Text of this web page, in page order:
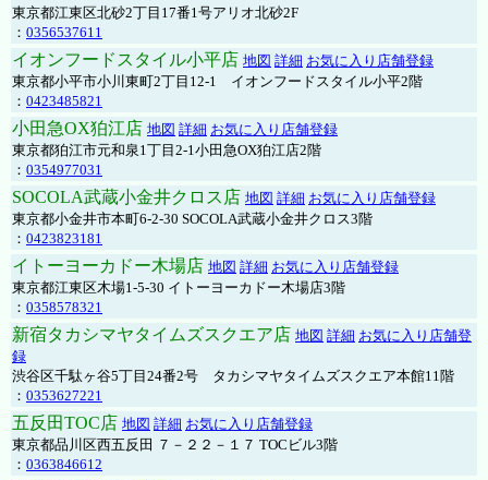
東京都江東区北砂2丁目17番1号アリオ北砂2F
： 0356537611
イオンフードスタイル小平店 地図 詳細 お気に入り店舗登録
東京都小平市小川東町2丁目12-1 イオンフードスタイル小平2階
： 0423485821
小田急OX狛江店 地図 詳細 お気に入り店舗登録
東京都狛江市元和泉1丁目2-1小田急OX狛江店2階
： 0354977031
SOCOLA武蔵小金井クロス店 地図 詳細 お気に入り店舗登録
東京都小金井市本町6-2-30 SOCOLA武蔵小金井クロス3階
： 0423823181
イトーヨーカドー木場店 地図 詳細 お気に入り店舗登録
東京都江東区木場1-5-30 イトーヨーカドー木場店3階
： 0358578321
新宿タカシマヤタイムズスクエア店 地図 詳細 お気に入り店舗登
録
渋谷区千駄ヶ谷5丁目24番2号 タカシマヤタイムズスクエア本館11階
： 0353627221
五反田TOC店 地図 詳細 お気に入り店舗登録
東京都品川区西五反田 ７－２２－１７ TOCビル3階
： 0363846612